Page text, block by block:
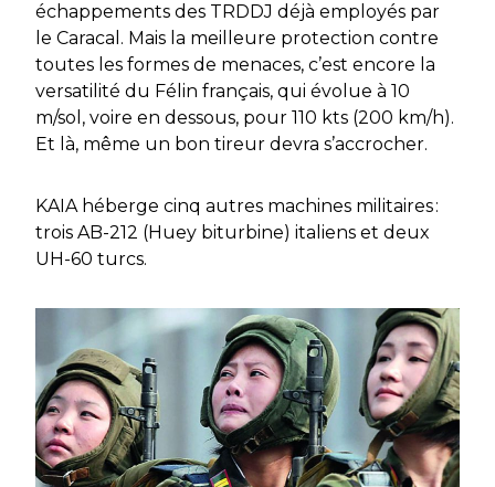
échappements des TRDDJ déjà employés par
le Caracal. Mais la meilleure protection contre
toutes les formes de menaces, c’est encore la
versatilité du Félin français, qui évolue à 10
m/sol, voire en dessous, pour 110 kts (200 km/h).
Et là, même un bon tireur devra s’accrocher.
KAIA héberge cinq autres machines militaires :
trois AB-212 (Huey biturbine) italiens et deux
UH-60 turcs.